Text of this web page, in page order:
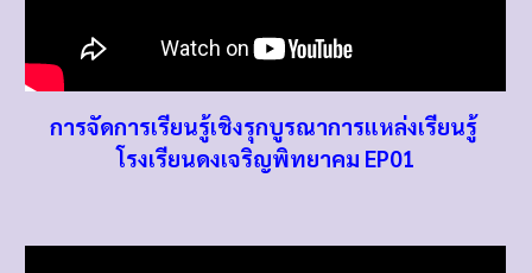
การจัดการเรียนรู้เชิงรุกบูรณาการแหล่งเรียนรู้
โรงเรียนดงเจริญพิทยาคม EP01